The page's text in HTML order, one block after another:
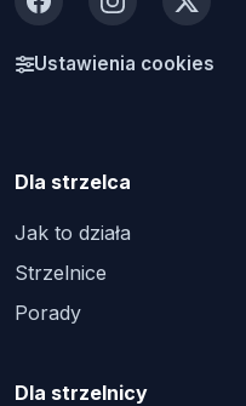
FacebookInstagram
X
Ustawienia cookies
Dla strzelca
Jak to działa
Strzelnice
Porady
Dla strzelnicy